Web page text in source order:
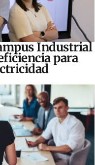
Industrial
para